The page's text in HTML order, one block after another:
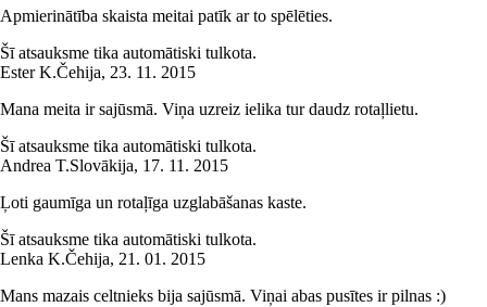
Apmierinātība skaista meitai patīk ar to spēlēties.
Šī atsauksme tika automātiski tulkota.
Ester K.Čehija, 23. 11. 2015
Mana meita ir sajūsmā. Viņa uzreiz ielika tur daudz rotaļlietu.
Šī atsauksme tika automātiski tulkota.
Andrea T.Slovākija, 17. 11. 2015
Ļoti gaumīga un rotaļīga uzglabāšanas kaste.
Šī atsauksme tika automātiski tulkota.
Lenka K.Čehija, 21. 01. 2015
Mans mazais celtnieks bija sajūsmā. Viņai abas pusītes ir pilnas :)